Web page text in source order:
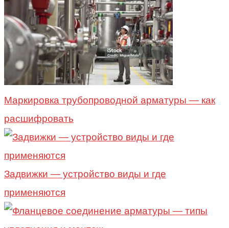
Маркировка трубопроводной арматуры — как
расшифровать
Задвижки — устройство виды и где
применяются